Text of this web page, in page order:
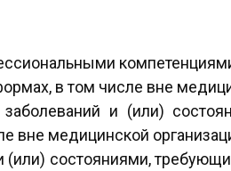
в том числе вне
и (или)
вне медицинской
(или) состояниями,